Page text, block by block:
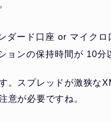
ダード口座 or マイクロ
ョンの保持時間が 10分
。スプレッドが激狭な
意が必要ですね。